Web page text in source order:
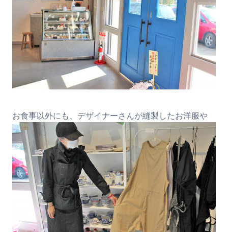
お食事以外にも、デザイナーさんが縫製したお洋服や